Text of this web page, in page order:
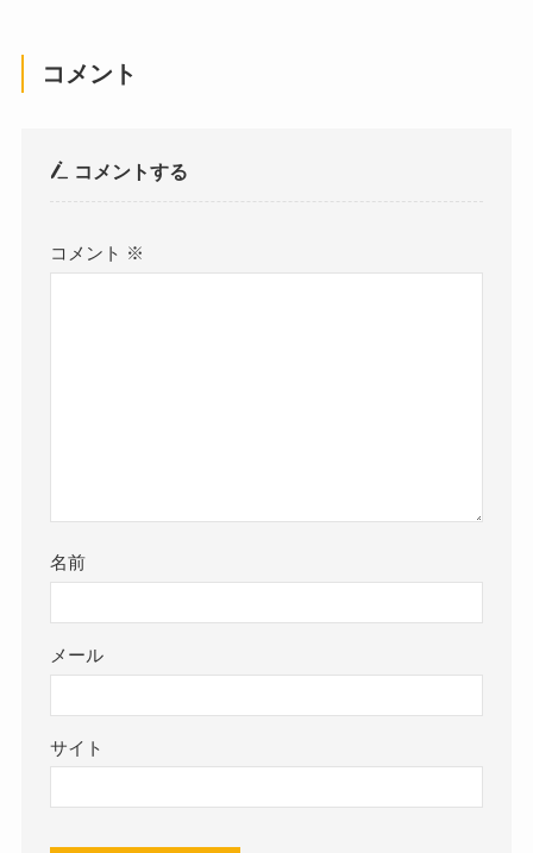
コメント
コメントする
コメント ※
名前
メール
サイト